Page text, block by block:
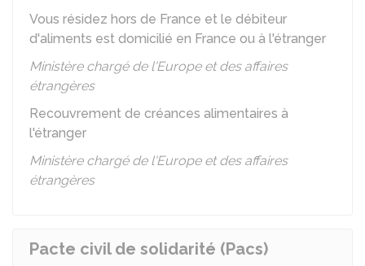
Vous résidez hors de France et le débiteur
d'aliments est domicilié en France ou à l'étranger
Ministère chargé de l'Europe et des affaires
étrangères
Recouvrement de créances alimentaires à
l'étranger
Ministère chargé de l'Europe et des affaires
étrangères
Pacte civil de solidarité (Pacs)